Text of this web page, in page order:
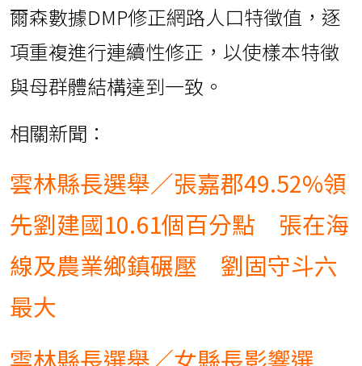
爾森數據DMP修正網路人口特徵值，逐
項重複進行連續性修正，以使樣本特徵
與母群體結構達到一致。
相關新聞：
雲林縣長選舉／張嘉郡49.52%領
先劉建國10.61個百分點 張在海
線及農業鄉鎮碾壓 劉固守斗六
最大
雲林縣長選舉／女縣長影響選